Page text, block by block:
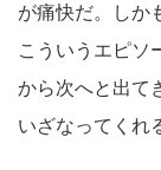
が痛快だ。しか
こういうエピソ
から次へと出て
いざなってくれ